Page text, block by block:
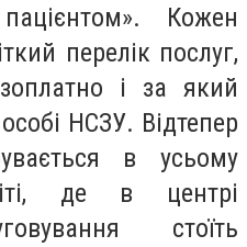
Кожен
перелік послуг,
і за який
НСЗУ. Відтепер
в усьому
де в центрі
стоїть